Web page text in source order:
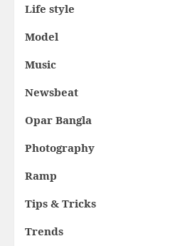
Life style
Model
Music
Newsbeat
Opar Bangla
Photography
Ramp
Tips & Tricks
Trends